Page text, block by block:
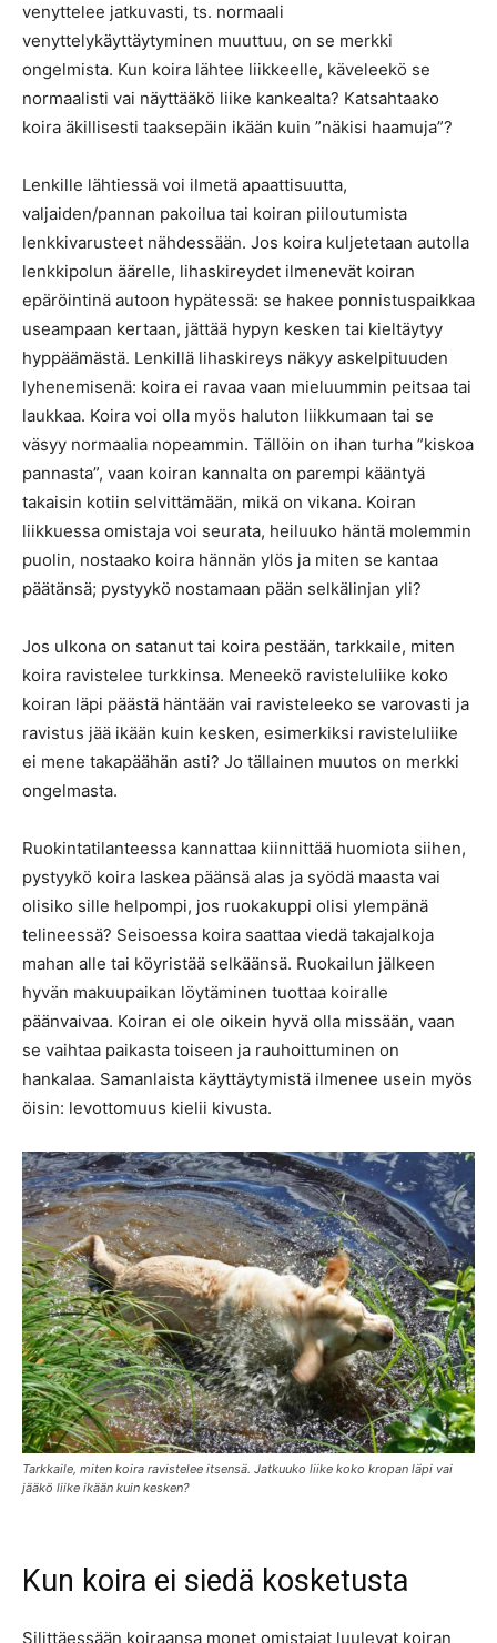
venyttelee jatkuvasti, ts. normaali
venyttelykäyttäytyminen muuttuu, on se merkki
ongelmista. Kun koira lähtee liikkeelle, käveleekö se
normaalisti vai näyttääkö liike kankealta? Katsahtaako
koira äkillisesti taaksepäin ikään kuin ”näkisi haamuja”?
Lenkille lähtiessä voi ilmetä apaattisuutta,
valjaiden/pannan pakoilua tai koiran piiloutumista
lenkkivarusteet nähdessään. Jos koira kuljetetaan autolla
lenkkipolun äärelle, lihaskireydet ilmenevät koiran
epäröintinä autoon hypätessä: se hakee ponnistuspaikkaa
useampaan kertaan, jättää hypyn kesken tai kieltäytyy
hyppäämästä. Lenkillä lihaskireys näkyy askelpituuden
lyhenemisenä: koira ei ravaa vaan mieluummin peitsaa tai
laukkaa. Koira voi olla myös haluton liikkumaan tai se
väsyy normaalia nopeammin. Tällöin on ihan turha ”kiskoa
pannasta”, vaan koiran kannalta on parempi kääntyä
takaisin kotiin selvittämään, mikä on vikana. Koiran
liikkuessa omistaja voi seurata, heiluuko häntä molemmin
puolin, nostaako koira hännän ylös ja miten se kantaa
päätänsä; pystyykö nostamaan pään selkälinjan yli?
Jos ulkona on satanut tai koira pestään, tarkkaile, miten
koira ravistelee turkkinsa. Meneekö ravisteluliike koko
koiran läpi päästä häntään vai ravisteleeko se varovasti ja
ravistus jää ikään kuin kesken, esimerkiksi ravisteluliike
ei mene takapäähän asti? Jo tällainen muutos on merkki
ongelmasta.
Ruokintatilanteessa kannattaa kiinnittää huomiota siihen,
pystyykö koira laskea päänsä alas ja syödä maasta vai
olisiko sille helpompi, jos ruokakuppi olisi ylempänä
telineessä? Seisoessa koira saattaa viedä takajalkoja
mahan alle tai köyristää selkäänsä. Ruokailun jälkeen
hyvän makuupaikan löytäminen tuottaa koiralle
päänvaivaa. Koiran ei ole oikein hyvä olla missään, vaan
se vaihtaa paikasta toiseen ja rauhoittuminen on
hankalaa. Samanlaista käyttäytymistä ilmenee usein myös
öisin: levottomuus kielii kivusta.
Tarkkaile, miten koira ravistelee itsensä. Jatkuuko liike koko kropan läpi vai
jääkö liike ikään kuin kesken?
Kun koira ei siedä kosketusta
Silittäessään koiraansa monet omistajat luulevat koiran